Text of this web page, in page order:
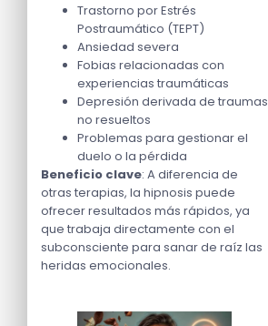
Trastorno por Estrés
Postraumático (TEPT)
Ansiedad severa
Fobias relacionadas con
experiencias traumáticas
Depresión derivada de traumas
no resueltos
Problemas para gestionar el
duelo o la pérdida
Beneficio clave: A diferencia de
otras terapias, la hipnosis puede
ofrecer resultados más rápidos, ya
que trabaja directamente con el
subconsciente para sanar de raíz las
heridas emocionales.